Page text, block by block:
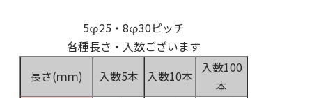
5φ25・8φ30ピッチ
各種長さ・入数ございます
長さ(ｍｍ)
入数5本 入数10本
入数100
本